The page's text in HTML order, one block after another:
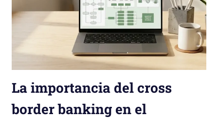
La importancia del cross
border banking en el